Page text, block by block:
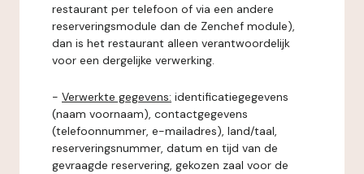
restaurant per telefoon of via een andere
reserveringsmodule dan de Zenchef module),
dan is het restaurant alleen verantwoordelijk
voor een dergelijke verwerking.
- Verwerkte gegevens: identificatiegegevens
(naam voornaam), contactgegevens
(telefoonnummer, e-mailadres), land/taal,
reserveringsnummer, datum en tijd van de
gevraagde reservering, gekozen zaal voor de